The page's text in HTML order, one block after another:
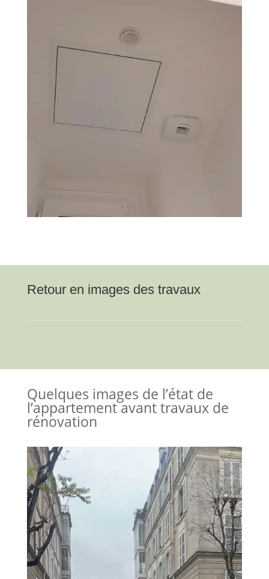
Retour en images des travaux
Quelques images de l’état de
l’appartement avant travaux de
rénovation